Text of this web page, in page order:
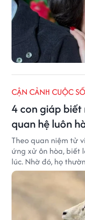
CẬN CẢNH CUỘC
4 con giáp biết
quan hệ luôn
Theo quan niệm tử
ứng xử ôn hòa, biết
lúc. Nhờ đó, họ
hòa và nhận được